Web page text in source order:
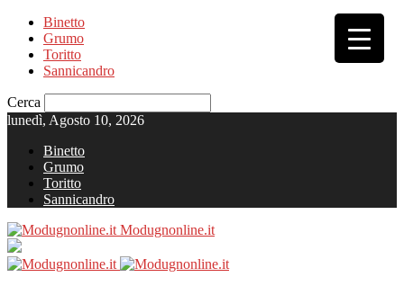
Binetto
Grumo
Toritto
Sannicandro
Cerca
lunedì, Agosto 10, 2026
Binetto
Grumo
Toritto
Sannicandro
Modugnonline.it